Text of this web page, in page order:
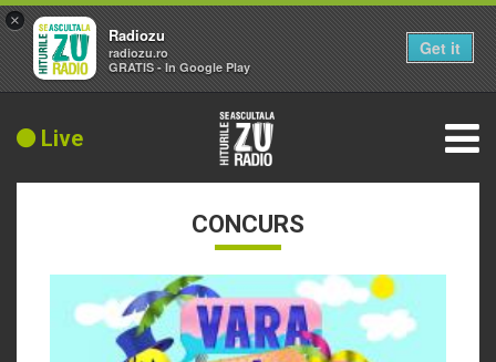
Live
CONCURS
×
Radiozu
radiozu.ro
GRATIS - In Google Play
Get it